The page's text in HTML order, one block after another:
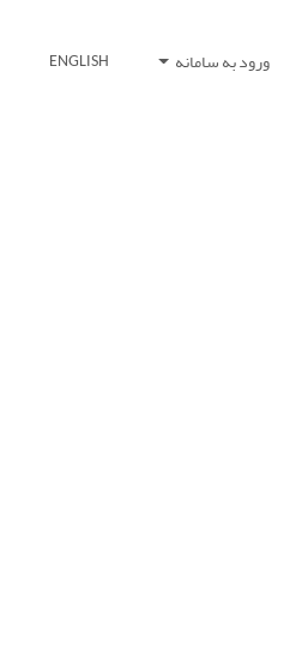
ورود به سامانه ENGLISH